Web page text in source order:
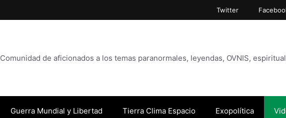
Twitter
Comunidad de aficionados a los temas paranormales, leyendas, OVNIS,
Guerra Mundial y Libertad Tierra Clima Espacio Exopolítica